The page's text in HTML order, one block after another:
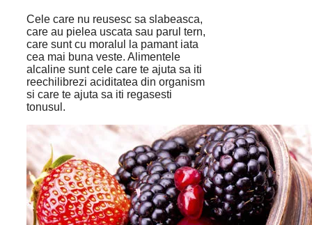
Cele care nu reusesc sa slabeasca,
care au pielea uscata sau parul tern,
care sunt cu moralul la pamant iata
cea mai buna veste. Alimentele
alcaline sunt cele care te ajuta sa iti
reechilibrezi aciditatea din organism
si care te ajuta sa iti regasesti
tonusul.